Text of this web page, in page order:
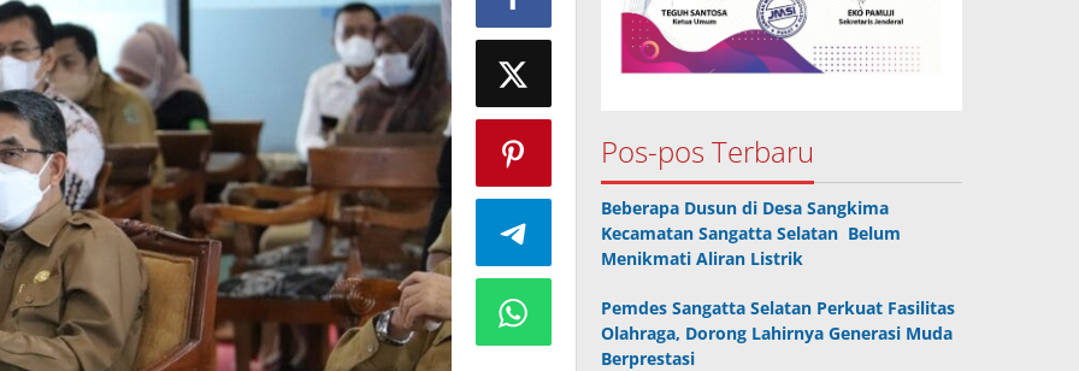
Pos-pos Terbaru
Beberapa Dusun di Desa Sangkima
Kecamatan Sangatta Selatan Belum
Menikmati Aliran Listrik
Pemdes Sangatta Selatan Perkuat Fasilitas
Olahraga, Dorong Lahirnya Generasi Muda
Berprestasi